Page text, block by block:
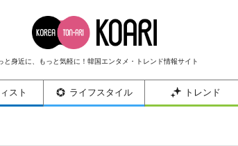
と身近に、もっと気軽に！韓国エンタメ・トレンド情報サイト
スト ライフスタイル トレンド